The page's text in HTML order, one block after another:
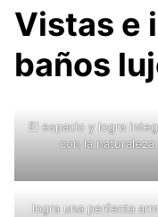
Vistas e
baños
El espacio y logra
con la naturaleza
logra una perfecta